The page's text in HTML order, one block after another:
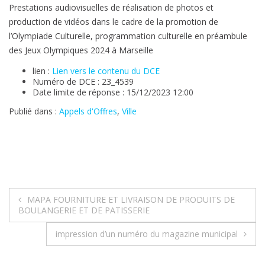
Prestations audiovisuelles de réalisation de photos et
production de vidéos dans le cadre de la promotion de
l’Olympiade Culturelle, programmation culturelle en préambule
des Jeux Olympiques 2024 à Marseille
lien : Lien vers le contenu du DCE
Numéro de DCE : 23_4539
Date limite de réponse : 15/12/2023 12:00
Publié dans : Appels d'Offres, Ville
Navigation
de
l’article
MAPA FOURNITURE ET LIVRAISON DE PRODUITS DE
BOULANGERIE ET DE PATISSERIE
impression d’un numéro du magazine municipal